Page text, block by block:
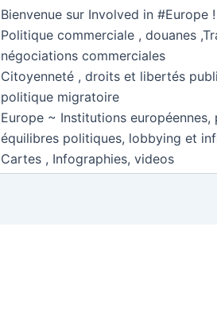
Bienvenue sur Involved in #Europe !
Politique commerciale , douanes
négociations commerciales
Citoyenneté , droits et libertés
politique migratoire
Europe ~ Institutions européennes,
équilibres politiques, lobbying et
Cartes , Infographies, videos